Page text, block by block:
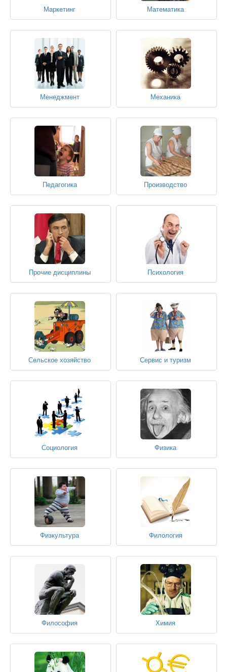
Маркетинг Математика
Менеджмент Механика
Педагогика Производство
Прочие дисциплины Психология
Сельское хозяйство Сервис и туризм
Социология Физика
Физкультура Филология
Философия Химия